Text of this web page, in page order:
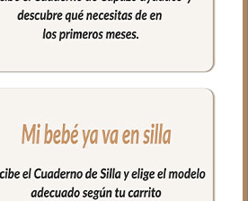
un bolsillo interior
mano con sus asas
con el asa largo.